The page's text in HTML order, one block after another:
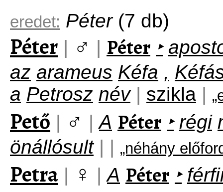
eredet: Péter(7 db)
Péter | ♂ | Péter ‣
az arameus Kéfa ,
a Petrosz név | szikla |
Pető | ♂ | A Péter ‣ régi
önállósult | | „néhány
Petra | ♀ | A Péter ‣